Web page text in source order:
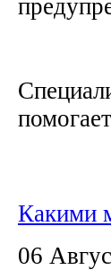
Какими
06